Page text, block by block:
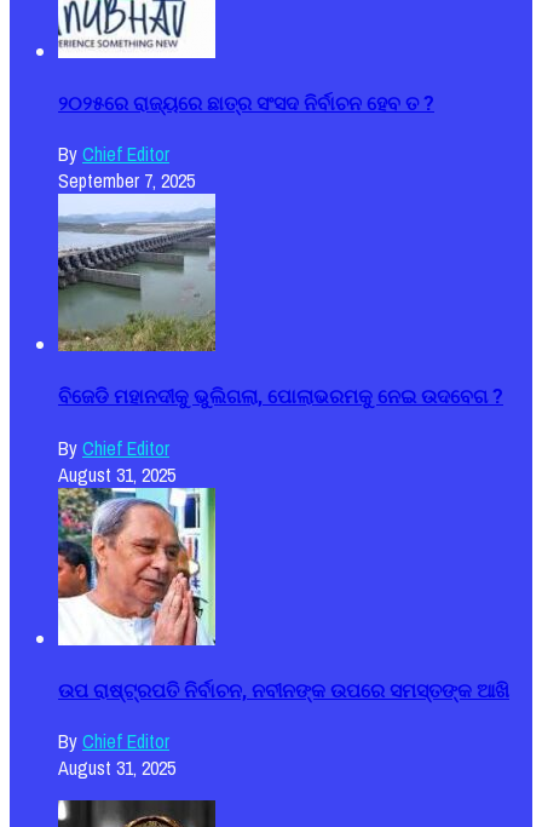
୨୦୨୫ରେ ରାଜ୍ୟରେ ଛାତ୍ର ସଂସଦ ନିର୍ବାଚନ ହେବ ତ ?
ByChief Editor
September 7, 2025
ବିଜେଡି ମହାନଦୀକୁ ଭୁଲିଗଲା, ପୋଲାଭରମକୁ ନେଇ ଉଦବେଗ ?
ByChief Editor
August 31, 2025
ଉପ ରାଷ୍ଟ୍ରପତି ନିର୍ବାଚନ, ନବୀନଙ୍କ ଉପରେ ସମସ୍ତଙ୍କ ଆଖି
ByChief Editor
August 31, 2025